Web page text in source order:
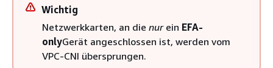
Wichtig
Netzwerkkarten, an die nurein EFA-
onlyGerät angeschlossen ist, werden vom
VPC-CNI übersprungen.